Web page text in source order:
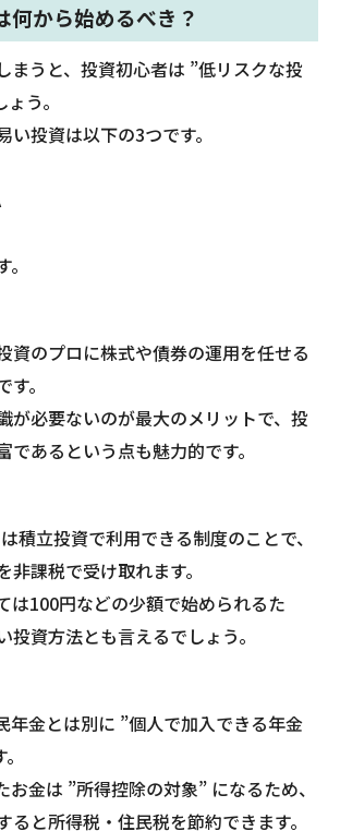
何から始めるべき？
まうと、投資初心者は ”低リスクな投
う。
い投資は以下の3つです。
資のプロに株式や債券の運用を任せる
。
が必要ないのが最大のメリットで、投
であるという点も魅力的です。
積立投資で利用できる制度のことで、
非課税で受け取れます。
は100円などの少額で始められるた
投資方法とも言えるでしょう。
年金とは別に ”個人で加入できる年金
金は ”所得控除の対象” になるため、
ると所得税・住民税を節約できます。